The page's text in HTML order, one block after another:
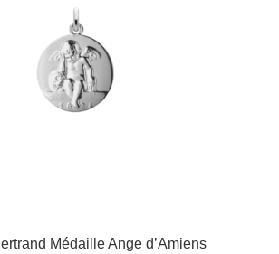
Médaille Ange d’Amiens